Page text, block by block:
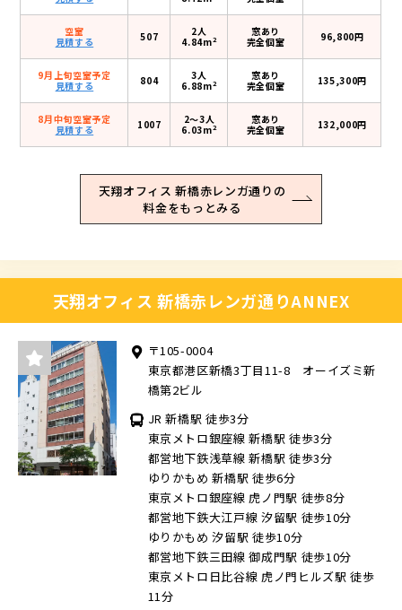
空室
見積する
507
2人
4.84m2
窓あり
完全個室
96,800円
9月上旬空室予定
見積する
804
3人
6.88m2
窓あり
完全個室
135,300円
8月中旬空室予定
見積する
1007
2〜3人
6.03m2
窓あり
完全個室
132,000円
天翔オフィス 新橋赤レンガ通りの
料金をもっとみる
天翔オフィス 新橋赤レンガ通りANNEX
〒105-0004
東京都港区新橋3丁目11-8 オーイズミ新
橋第2ビル
JR 新橋駅 徒歩3分
東京メトロ銀座線 新橋駅 徒歩3分
都営地下鉄浅草線 新橋駅 徒歩3分
ゆりかもめ 新橋駅 徒歩6分
東京メトロ銀座線 虎ノ門駅 徒歩8分
都営地下鉄大江戸線 汐留駅 徒歩10分
ゆりかもめ 汐留駅 徒歩10分
都営地下鉄三田線 御成門駅 徒歩10分
東京メトロ日比谷線 虎ノ門ヒルズ駅 徒歩
11分